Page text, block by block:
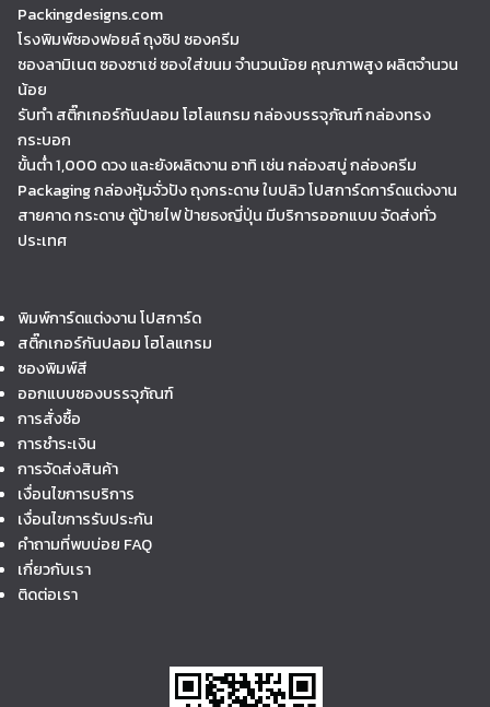
Packingdesigns.com
โรงพิมพ์ซองฟอยล์ ถุงซิป ซองครีม
ซองลามิเนต ซองซาเช่ ซองใส่ขนม จำนวนน้อย คุณภาพสูง ผลิตจำนวน
น้อย
รับทำ สติ๊กเกอร์กันปลอม โฮโลแกรม กล่องบรรจุภัณฑ์ กล่องทรง
กระบอก
ขั้นต่ำ 1,000 ดวง และยังผลิตงาน อาทิ เช่น กล่องสบู่ กล่องครีม
Packaging กล่องหุ้มจั่วปัง ถุงกระดาษ ใบปลิว โปสการ์ดการ์ดแต่งงาน
สายคาด กระดาษ ตู้ป้ายไฟ ป้ายธงญี่ปุ่น มีบริการออกแบบ จัดส่งทั่ว
ประเทศ
พิมพ์การ์ดแต่งงาน โปสการ์ด
สติ๊กเกอร์กันปลอม โฮโลแกรม
ซองพิมพ์สี
ออกแบบซองบรรจุภัณฑ์
การสั่งซื้อ
การชำระเงิน
การจัดส่งสินค้า
เงื่อนไขการบริการ
เงื่อนไขการรับประกัน
คำถามที่พบบ่อย FAQ
เกี่ยวกับเรา
ติดต่อเรา